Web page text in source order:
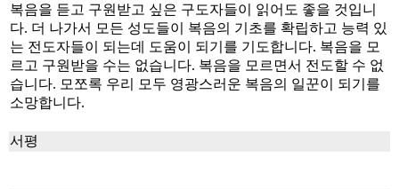
복음을 듣고 구원받고 싶은 구도자들이 읽어도 좋을 것입니
다. 더 나가서 모든 성도들이 복음의 기초를 확립하고 능력 있
는 전도자들이 되는데 도움이 되기를 기도합니다. 복음을 모
르고 구원받을 수는 없습니다. 복음을 모르면서 전도할 수 없
습니다. 모쪼록 우리 모두 영광스러운 복음의 일꾼이 되기를
소망합니다.
서평